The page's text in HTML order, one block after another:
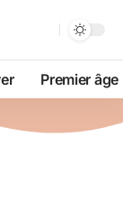
Premier âge